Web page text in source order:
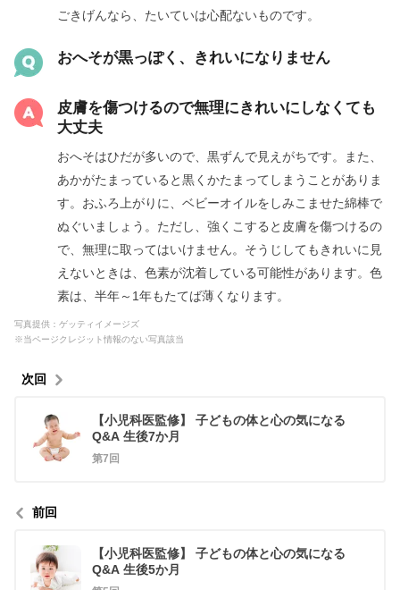
ごきげんなら、たいていは心配ないものです。
おへそが黒っぽく、きれいになりません
皮膚を傷つけるので無理にきれいにしなくても
大丈夫
おへそはひだが多いので、黒ずんで見えがちです。また、
あかがたまっていると黒くかたまってしまうことがありま
す。おふろ上がりに、ベビーオイルをしみこませた綿棒で
ぬぐいましょう。ただし、強くこすると皮膚を傷つけるの
で、無理に取ってはいけません。そうじしてもきれいに見
えないときは、色素が沈着している可能性があります。色
素は、半年～1年もたてば薄くなります。
写真提供：ゲッティイメージズ
※当ページクレジット情報のない写真該当
次回
【小児科医監修】 子どもの体と心の気になる
Q&A 生後7か月
第7回
前回
【小児科医監修】 子どもの体と心の気になる
Q&A 生後5か月